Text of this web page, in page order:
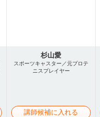
杉山愛
スポーツキャスター／元プロテ
ニスプレイヤー
講師候補に入れる